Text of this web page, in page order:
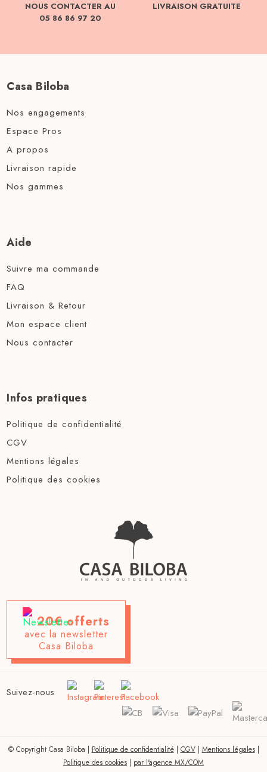
NOUS CONTACTER AU
05 86 86 97 20
LIVRAISON GRATUITE
Casa Biloba
Nos engagements
Espace Pros
A propos
Livraison rapide
Nos gammes
Aide
Suivre ma commande
FAQ
Livraison & Retour
Mon espace client
Nous contacter
Infos pratiques
Politique de confidentialité
CGV
Mentions légales
Politique des cookies
20€ offerts
avec la newsletter
Casa Biloba
Suivez-nous
© Copyright Casa Biloba |Politique de confidentialité|CGV|Mentions légales|
Politique des cookies
par l'agence MX/COM